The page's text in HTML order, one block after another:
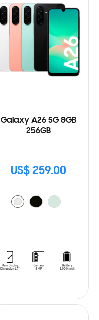
Galaxy A26 5G 8GB
256GB
US$ 259.00